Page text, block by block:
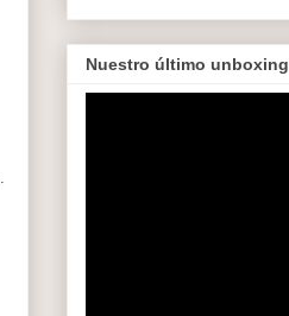
Nuestro último unboxing